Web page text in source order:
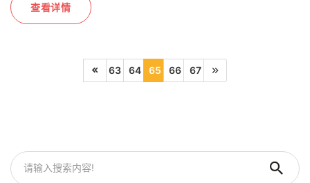
查看详情
63 64 65 66 67